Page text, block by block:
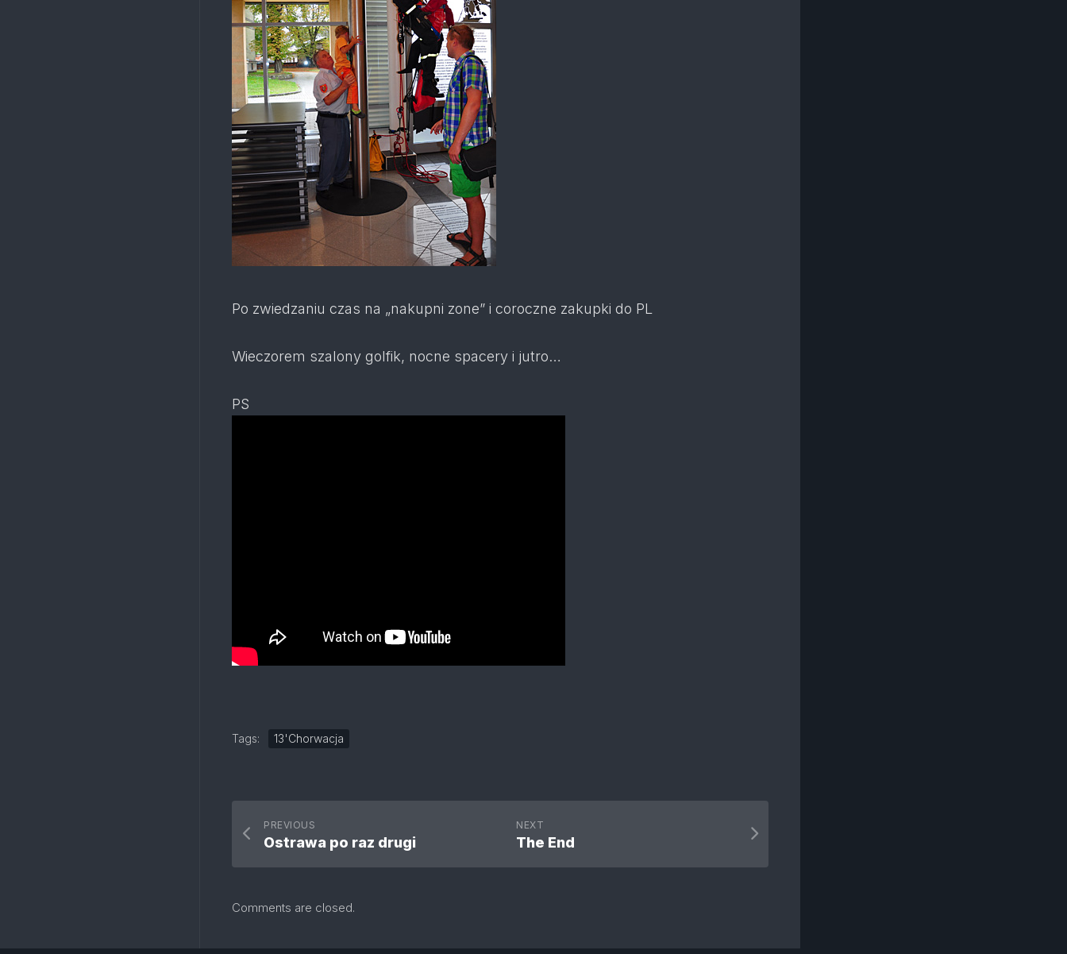
Po zwiedzaniu czas na „nakupni zone” i coroczne zakupki do PL
Wieczorem szalony golfik, nocne spacery i jutro…
PS
Tags: 13'Chorwacja
NEXT
The End
PREVIOUS
Ostrawa po raz drugi
Comments are closed.